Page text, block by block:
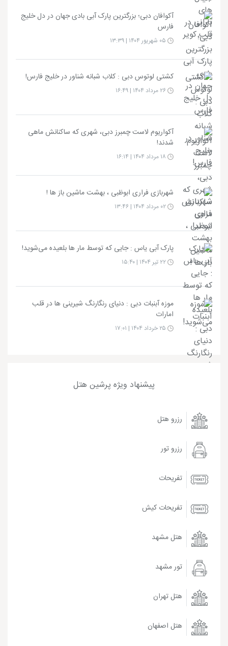
آکوافان دبی؛ بزرگترین پارک آبی بادی جهان در دل خلیج
فارس
کشتی لوتوس دبی : کلاب شبانه شناور در خلیج فارس!
آکواریوم لاست چمبرز دبی، شهری که ساکنانش ماهی
شدند!
شهربازی فراری ابوظبی ، بهشت ماشین باز ها !
پارک آبی یاس : جایی که توسط مار ها بلعیده می‌شوید!
موزه آبنبات دبی : دنیای رنگارنگ شیرینی‌ ها در قلب
امارات
پیشنهاد ویژه پرشین هتل
رزرو هتل
رزرو تور
تفریحات
تفریحات کیش
هتل مشهد
تور مشهد
هتل تهران
هتل اصفهان